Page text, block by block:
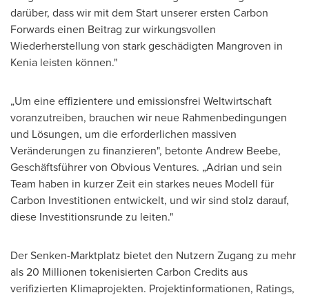
darüber, dass wir mit dem Start unserer ersten Carbon
Forwards einen Beitrag zur wirkungsvollen
Wiederherstellung von stark geschädigten Mangroven in
Kenia leisten können."
„Um eine effizientere und emissionsfrei Weltwirtschaft
voranzutreiben, brauchen wir neue Rahmenbedingungen
und Lösungen, um die erforderlichen massiven
Veränderungen zu finanzieren", betonteAndrew Beebe,
Geschäftsführer von Obvious Ventures. „Adrian und sein
Team haben in kurzer Zeit ein starkes neues Modell für
Carbon Investitionen entwickelt, und wir sind stolz darauf,
diese Investitionsrunde zu leiten."
Der Senken-Marktplatz bietet den Nutzern Zugang zu mehr
als 20 Millionen tokenisierten Carbon Credits aus
verifizierten Klimaprojekten. Projektinformationen, Ratings,